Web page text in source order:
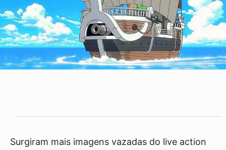
Surgiram mais imagens vazadas do live action